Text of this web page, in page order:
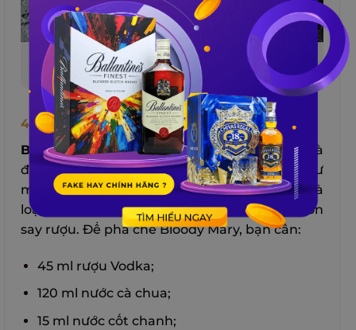
Screwdriver là một sản phẩm của quá trình pha
chế cocktail từ rượu Vodka
4. Bloody Mary Vị The Cay
Bloody Marylà một loại cocktail nổi tiếng và
đặc biệt. Đây là loại cocktail có màu đỏ như
máu và có vị cay, mặn, chua, ngọt. Đây cũng là
loại cocktail được cho là có thể chữa được cơn
say rượu. Để pha chế Bloody Mary, bạn cần:
45 ml rượu Vodka;
120 ml nước cà chua;
15 ml nước cốt chanh;